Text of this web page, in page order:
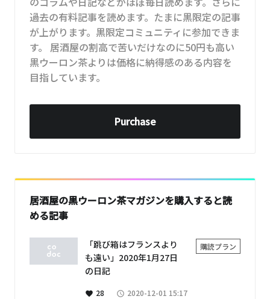
過去の有料記事を読めます。たまに黒限定の記事
が上がります。黒限定コミュニティに参加できま
す。 居酒屋の割高で苦いだけなのに50円も高い
黒ウーロン茶よりは価格に納得感のある内容を
目指しています。
Purchase
居酒屋の黒ウーロン茶マガジンを購入すると読
める記事
「跳び箱はフランスより
も遠い」2020年1月27日
の日記
購読プラン
favorite 28 access_time 2020-12-01 15:17